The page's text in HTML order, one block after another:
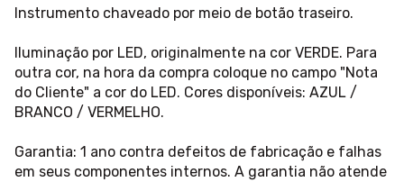
Instrumento chaveado por meio de botão traseiro.
Iluminação por LED, originalmente na cor VERDE. Para
outra cor, na hora da compra coloque no campo "Nota
do Cliente" a cor do LED. Cores disponíveis: AZUL /
BRANCO / VERMELHO.
Garantia: 1 ano contra defeitos de fabricação e falhas
em seus componentes internos. A garantia não atende